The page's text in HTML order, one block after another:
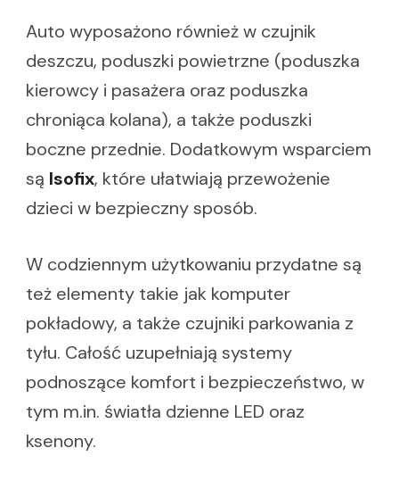
Auto wyposażono również w czujnik
deszczu, poduszki powietrzne (poduszka
kierowcy i pasażera oraz poduszka
chroniąca kolana), a także poduszki
boczne przednie. Dodatkowym wsparciem
są Isofix, które ułatwiają przewożenie
dzieci w bezpieczny sposób.
W codziennym użytkowaniu przydatne są
też elementy takie jak komputer
pokładowy, a także czujniki parkowania z
tyłu. Całość uzupełniają systemy
podnoszące komfort i bezpieczeństwo, w
tym m.in. światła dzienne LED oraz
ksenony.